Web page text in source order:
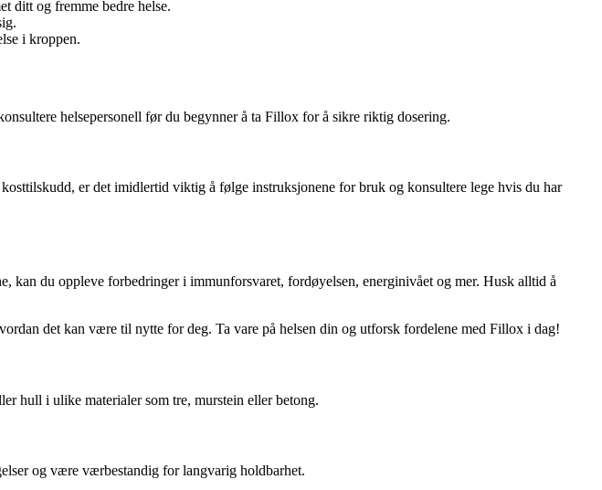
ditt og fremme bedre helse.
i kroppen.
helsepersonell før du begynner å ta Fillox for å sikre riktig dosering.
er det imidlertid viktig å følge instruksjonene for bruk og konsultere lege hvis du har
kan du oppleve forbedringer i immunforsvaret, fordøyelsen, energinivået og mer. Husk alltid å
det kan være til nytte for deg. Ta vare på helsen din og utforsk fordelene med Fillox i dag!
hull i ulike materialer som tre, murstein eller betong.
og være værbestandig for langvarig holdbarhet.